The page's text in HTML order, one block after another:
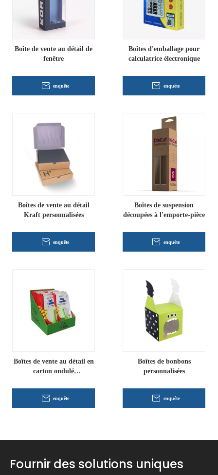
Boîte de vente au détail de
fenêtre
enquête
Boîtes d'emballage pour
calculatrice électronique
enquête
Boîtes de vente au détail
Kraft personnalisées
enquête
Boîtes de suspension
découpées à l'emporte-pièce
enquête
Boîtes de vente au détail en
carton ondulé
enquête
Boîtes de bonbons
personnalisées
enquête
Fournir des solutions uniques